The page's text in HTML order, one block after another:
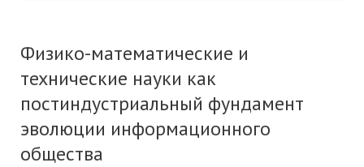
Физико-математические и
технические науки как
постиндустриальный фундамент
эволюции информационного
общества